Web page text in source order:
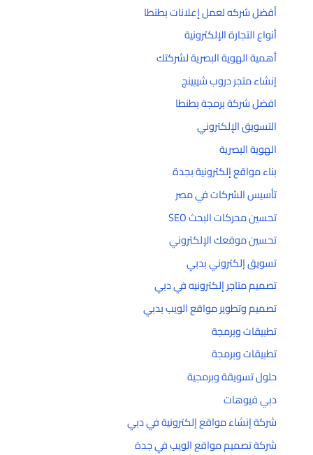
أفضل شركه لعمل إعلانات بطنطا
أنواع التجارة الإلكترونية
أهمية الهوية البصرية لشركتك
إنشاء متجر دروب شيبينج
افضل شركة برمجة بطنطا
التسويق الإلكتروني
الهوية البصرية
بناء مواقع إلكترونية بجدة
تأسيس الشركات في مصر
تحسين محركات البحث SEO
تحسين موقعك الإلكتروني
تسويق إلكتروني بدبي
تصميم متاجر إلكترونيه في دبي
تصميم وتطوير مواقع الويب بدبي
تطبيقات وبرمجة
تطبيقات وبرمجة
حلول تسويقة وبرمجية
دبي فيوهات
شركة إنشاء مواقع إلكترونية في دبي
شركة تصميم مواقع الويب في جدة